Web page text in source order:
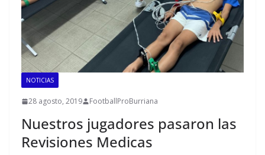
NOTICIAS
28 agosto, 2019 FootballProBurriana
Nuestros jugadores pasaron las
Revisiones Medicas